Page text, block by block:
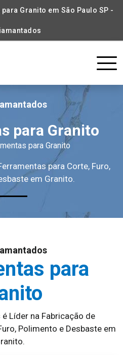
Granito em São Paulo SP -
para Granito
para Granito
para Corte, Furo,
em Granito.
para
Líder na Fabricação de
Polimento e Desbaste em